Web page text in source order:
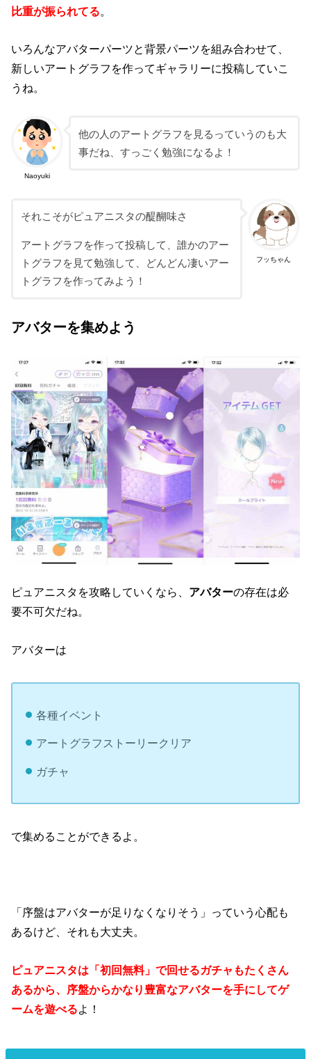
比重が振られてる。
いろんなアバターパーツと背景パーツを組み合わせて、
新しいアートグラフを作ってギャラリーに投稿していこ
うね。
Naoyuki
他の人のアートグラフを見るっていうのも大
事だね、すっごく勉強になるよ！
フッちゃん
それこそがピュアニスタの醍醐味さ
アートグラフを作って投稿して、誰かのアー
トグラフを見て勉強して、どんどん凄いアー
トグラフを作ってみよう！
アバターを集めよう
ピュアニスタを攻略していくなら、 アバターの存在は必
要不可欠だね。
アバターは
各種イベント
アートグラフストーリークリア
ガチャ
で集めることができるよ。
「序盤はアバターが足りなくなりそう」っていう心配も
あるけど、それも大丈夫。
ピュアニスタは「初回無料」で回せるガチャもたくさん
あるから、序盤からかなり豊富なアバターを手にしてゲ
ームを遊べる よ！